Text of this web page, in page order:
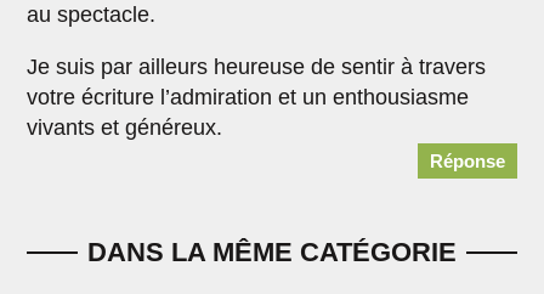
au spectacle.
Je suis par ailleurs heureuse de sentir à travers
votre écriture l’admiration et un enthousiasme
vivants et généreux.
Réponse
DANS LA MÊME CATÉGORIE